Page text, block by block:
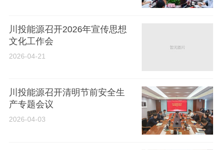
川投能源召开2026年宣传思想
文化工作会
2026-04-21
川投能源召开清明节前安全生
产专题会议
2026-04-03